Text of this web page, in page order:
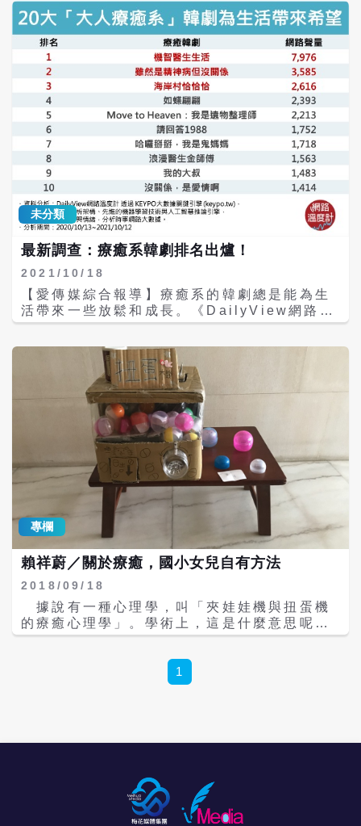
餐邊觀賞熊貓的270度全景餐廳。此外，「竹
影橋」與融合傳統榫卯工藝的「樹德堂」，也
為園區增添文化與景觀特色。 科普資料指出，
大貓熊雖以竹子為主食，卻保有食肉動物的消
化系統，對植物吸收效率不高，因此每日需進
食長達12至14小時。為降低能量消耗，牠們每
日活動距離僅約600至1500公尺，形成「多吃
少動」的生活型態。 園方表示，透過兼具教育
與休閒的展示方式，希望讓民眾在近距離感受
熊貓可愛魅力的同時，也能理解其生態習性與
保育價值。隨著生態旅遊熱度持續升溫，岳陽
中華大熊貓苑正逐步成為親子家庭與動物愛好
者的熱門「療癒系」旅遊目的地。
手。研究顯示，飼養狗狗能有效提升主人的身
體活動與心理健康，而像薩摩耶這類高活動量
犬種，更促使飼主維持規律的運動習慣。 薩摩
耶原產於西伯利亞，為協助原住民馴鹿牧民拉
雪橇、看守營地而培育而成。成犬肩高約48至
60公分，體重可達30公斤，具備厚重雙層毛
髮，能在極地寒冷環境中活動自如。牠們以深
色杏仁眼與微笑嘴角聞名，展現出特有的親和
力與信任感。 薩摩耶犬溫順友善、情感豐富，
是理想的家庭伴侶犬。牠們喜歡與人互動，對
兒童表現出高度包容力，但也因過度依賴主人
而容易在獨處時產生分離焦慮。 作為雪橇犬後
代，薩摩耶擁有極高的運動需求。專家建議，
每天至少提供1至2小時戶外活動，包括散步、
奔跑或互動遊戲，以避免肥胖與行為問題。這
也意味著，飼主需具備相應的時間與體力投
入。 世界衛生組織（WHO）建議成人每周應
進行至少150分鐘中等強度的身體活動。而根
據《BMC Public Health》期刊一項研究指
出，狗主人每周平均運動時數達210分鐘，達
報告強調：「無論天氣晴雨，狗狗都會讓你起
身出門，而這樣的陪伴，是人類生活中少有的
堅持動力來源」。 除了運動效益外，多項研究
也指出與寵物相處能有效降低焦慮與抑鬱風
險。薩摩耶犬特別因其熱情、喜歡貼近人群的
天性，有助於舒緩壓力與提升心理幸福感。美
國哈佛（Harvard University）醫學院指
出，與寵物建立穩定情感連結有助於調節壓力
荷爾蒙皮質醇，並提升血清素與催產素等幸福
激素水平。 然而，薩摩耶犬並非理想的新手犬
種。其厚重毛髮需每日梳理，換毛期掉毛量龐
大；其活力與情感需求若未被滿足，可能導致
「拆家」行為或精神壓力過大。尤其在亞熱帶
地區夏季高溫頻繁，若未妥善降溫，薩摩耶極
易中暑，嚴重時甚至危及生命。 此外，薩摩耶
容易因濕熱引發感染，日常照護成本與精力投
入不容小覷。 因此專家建議，若尚無飼養經驗
計畫或擔任義工，實地了解犬隻需求，等充分
準備後再考慮領養或購養。
未分類
最新調查：療癒系韓劇排名出爐！
2021/10/18
【愛傳媒綜合報導】療癒系的韓劇總是能為生
活帶來一些放鬆和成長。《DailyView網路溫
度計》用《KEYPO大數據關鍵引擎》調查，
韓劇，一路講述主角們追夢的過程，甚至更拍
出了現代常見的親子議題。 故事關於男主角史
彗峻（朴寶劍）從小到大一直被拿來跟哥哥比
較，他便想證明自己，希望有一天也能受到家
人的肯定，家裡只有爺爺最挺他，因為爺爺希
望自己年輕時沒有完成的明星夢，彗峻能幫他
完成，爺爺曾說「只要還懷抱著夢想，那就是
青春」，回想我們的人生，有多少人已經放棄
夢想，在庸庸碌碌的生活了呢？ 13如此耀眼
由南柱赫、韓志旼主演的韓劇《如此耀眼》，
據說韓志旼當初還在拍其他戲，不管說什麼也
要馬上把這部劇接下來，可說是連演員都覺得
難能可貴的一部療癒劇啊！ 《如此耀眼》以奇
幻愛情劇來刻畫主角的故事，雖然許多觀眾在
看的時候都有點搞不清楚順序，但其實編劇是
用了倒敘的手法，不論是故事中刻畫的愛情、
親情還是友情，再加上一些偵探推理元素，讓
節，劇情紮實更是寫實，讓許多人看完後都開
始反思自己並與自己和解。 11山茶花開時 由
邕山，為了養活孩子和自己，就在小區中開了
此遭受許多不友善的眼光和標籤，從這裡也可
以看出韓國社會上對於單親媽媽的不公平對
專欄
賴祥蔚／關於療癒，國小女兒自有方法
2018/09/18
據說有一種心理學，叫「夾娃娃機與扭蛋機
的療癒心理學」。學術上，這是什麼意思呢？
這個問題要去請教心理學者。\r\n 夾娃娃機
來講，大概說也說不清楚。但是對於愛玩的朋
友來講，很多人還是說不清楚。\r\n 電影
馬奬獲得最佳改編劇本等四項大奬，在第19屆
台北電影節獲得百萬首獎等五項大獎，在第37
屆香港電影金像獎獲選為最佳兩岸華語電影。
1